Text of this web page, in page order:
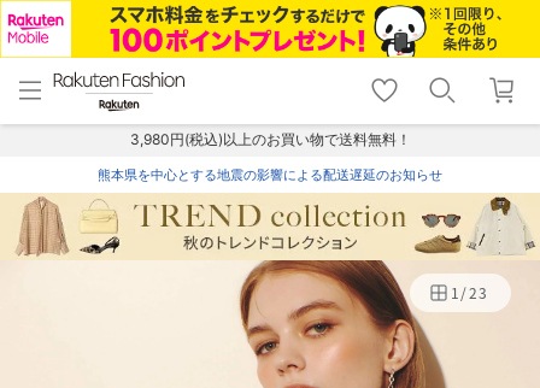
menu home
トップ
shopping_cart lock_outline
ログイン
3,980円(税込)以上のお買い物で送料無料！
熊本県を中心とする地震の影響による配送遅延のお知らせ
1/23